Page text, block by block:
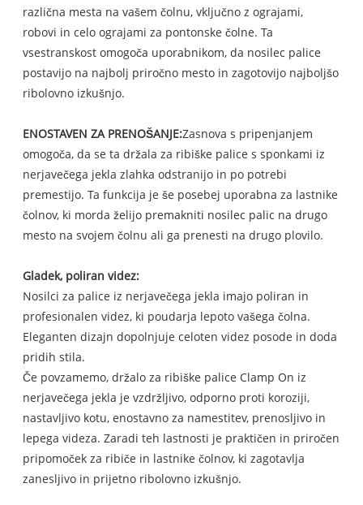
različna mesta na vašem čolnu, vključno z ograjami,
robovi in ​​celo ograjami za pontonske čolne. Ta
vsestranskost omogoča uporabnikom, da nosilec palice
postavijo na najbolj priročno mesto in zagotovijo najboljšo
ribolovno izkušnjo.
ENOSTAVEN ZA PRENOŠANJE:Zasnova s ​​pripenjanjem
omogoča, da se ta držala za ribiške palice s sponkami iz
nerjavečega jekla zlahka odstranijo in po potrebi
premestijo. Ta funkcija je še posebej uporabna za lastnike
čolnov, ki morda želijo premakniti nosilec palic na drugo
mesto na svojem čolnu ali ga prenesti na drugo plovilo.
Gladek, poliran videz:
Nosilci za palice iz nerjavečega jekla imajo poliran in
profesionalen videz, ki poudarja lepoto vašega čolna.
Eleganten dizajn dopolnjuje celoten videz posode in doda
pridih stila.
Če povzamemo, držalo za ribiške palice Clamp On iz
nerjavečega jekla je vzdržljivo, odporno proti koroziji,
nastavljivo kotu, enostavno za namestitev, prenosljivo in
lepega videza. Zaradi teh lastnosti je praktičen in priročen
pripomoček za ribiče in lastnike čolnov, ki zagotavlja
zanesljivo in prijetno ribolovno izkušnjo.